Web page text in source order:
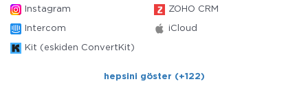
Instagram ZOHO CRM
Intercom iCloud
Kit (eskiden ConvertKit)
hepsini göster (+122)